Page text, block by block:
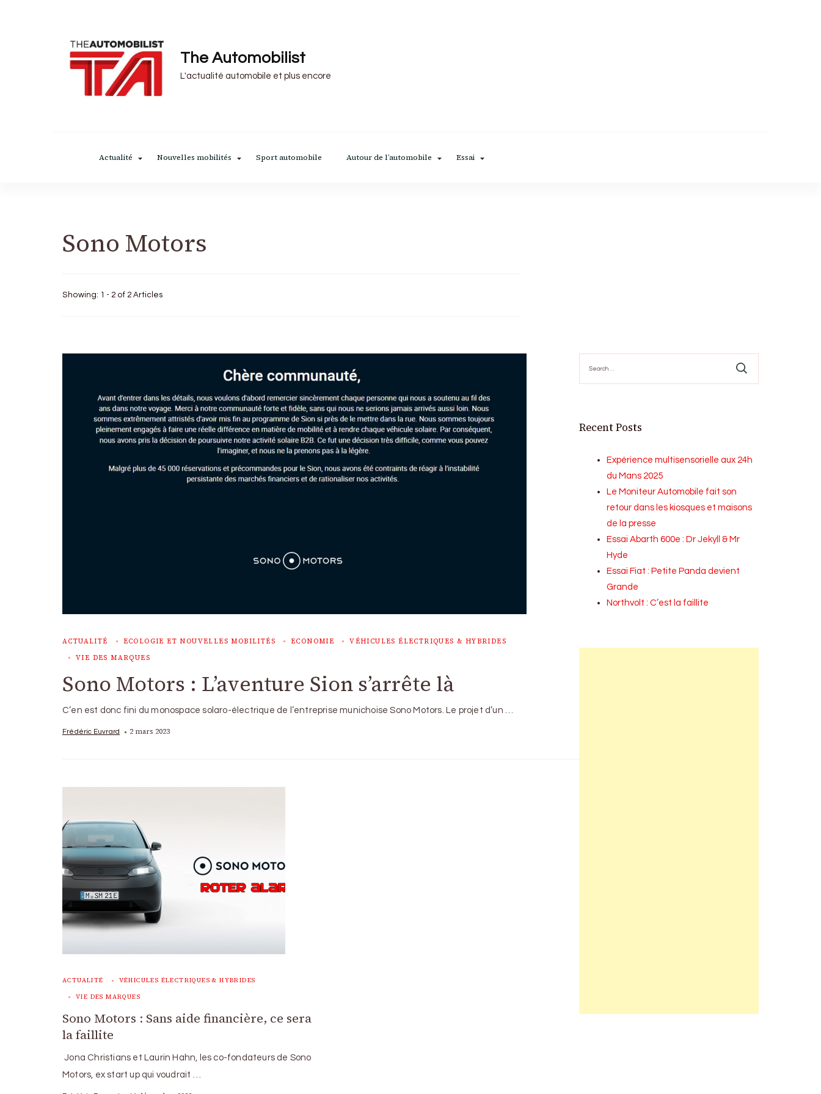
The Automobilist
L'actualité automobile et plus encore
Actualité Nouvelles mobilités Sport automobile Autour de l’automobile Essai
Sono Motors
Showing: 1 - 2 of 2 Articles
ACTUALITÉ ECOLOGIE ET NOUVELLES MOBILITÉS ECONOMIE
VÉHICULES ÉLECTRIQUES & HYBRIDES
VIE DES MARQUES
Sono Motors : L’aventure Sion s’arrête là
C’en est donc fini du monospace solaro-électrique de l’entreprise munichoise Sono Motors. Le projet d’un …
Frédéric Euvrard 2 mars 2023
ACTUALITÉ VÉHICULES ÉLECTRIQUES & HYBRIDES
VIE DES MARQUES
Sono Motors : Sans aide financière, ce sera
la faillite
Jona Christians et Laurin Hahn, les co-fondateurs de Sono
Motors, ex start up qui voudrait …
for:
Recent Posts
Expérience multisensorielle aux 24h
du Mans 2025
Le Moniteur Automobile fait son
retour dans les kiosques et maisons
de la presse
Essai Abarth 600e : Dr Jekyll & Mr
Hyde
Essai Fiat : Petite Panda devient
Grande
Northvolt : C’est la faillite